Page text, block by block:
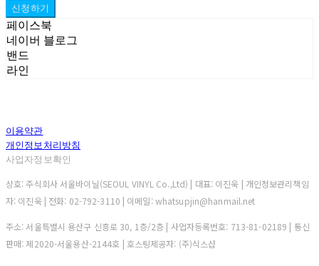
신청하기
페이스북
네이버 블로그
밴드
라인
이용약관
개인정보처리방침
사업자정보확인
상호: 주식회사 서울바이닐(SEOUL VINYL Co.,Ltd) | 대표: 이진욱 | 개인정보관리책임
자: 이진욱 | 전화: 02-792-3110 | 이메일: whatsupjin@hanmail.net
주소: 서울특별시 용산구 신흥로 30, 1층/2층 | 사업자등록번호: 713-81-02189 | 통신
판매: 제2020-서울용산-2144호 | 호스팅제공자: (주)식스샵